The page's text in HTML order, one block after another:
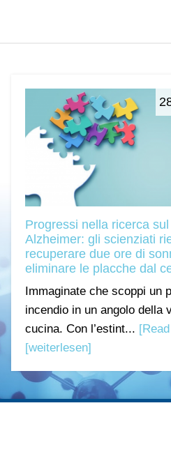
Progressi nella ricerca
Alzheimer: gli scienziati
recuperare due ore di
eliminare le placche dal
Immaginate che scoppi un
incendio in un angolo della
cucina. Con l’estint...
[weiterlesen]